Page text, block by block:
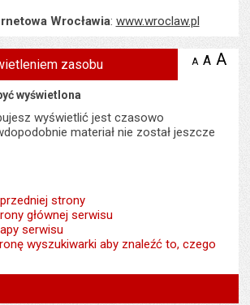
Wrocławia: www.wroclaw.pl
zasobu A zmniejsz
A A
wyświetlona
wyświetlić jest czasowo
materiał nie został jeszcze
strony
głównej serwisu
serwisu
wyszukiwarki aby znaleźć to, czego